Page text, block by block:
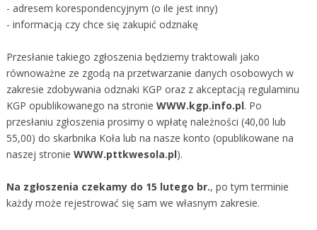
- adresem korespondencyjnym (o ile jest inny)
- informacją czy chce się zakupić odznakę
Przesłanie takiego zgłoszenia będziemy traktowali jako
równoważne ze zgodą na przetwarzanie danych osobowych w
zakresie zdobywania odznaki KGP oraz z akceptacją regulaminu
KGP opublikowanego na stronie WWW.kgp.info.pl. Po
przesłaniu zgłoszenia prosimy o wpłatę należności (40,00 lub
55,00) do skarbnika Koła lub na nasze konto (opublikowane na
naszej stronie WWW.pttkwesola.pl).
Na zgłoszenia czekamy do 15 lutego br., po tym terminie
każdy może rejestrować się sam we własnym zakresie.